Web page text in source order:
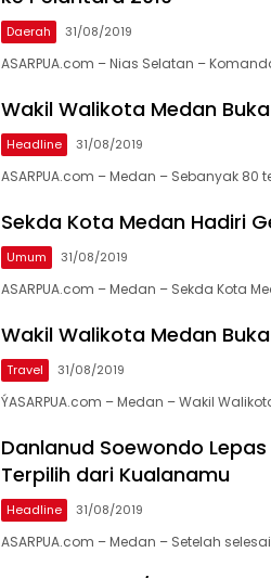
Daerah 31/08/2019
ASARPUA.com – Nias Selatan –
Wakil Walikota Medan
Headline 31/08/2019
ASARPUA.com – Medan – Sebanyak
Sekda Kota Medan Hadiri
Umum 31/08/2019
ASARPUA.com – Medan – Sekda Kota
Wakil Walikota Medan
Travel 31/08/2019
ÝASARPUA.com – Medan – Wakil
Danlanud Soewondo
Terpilih dari Kualanamu
Headline 31/08/2019
ASARPUA.com – Medan – Setelah